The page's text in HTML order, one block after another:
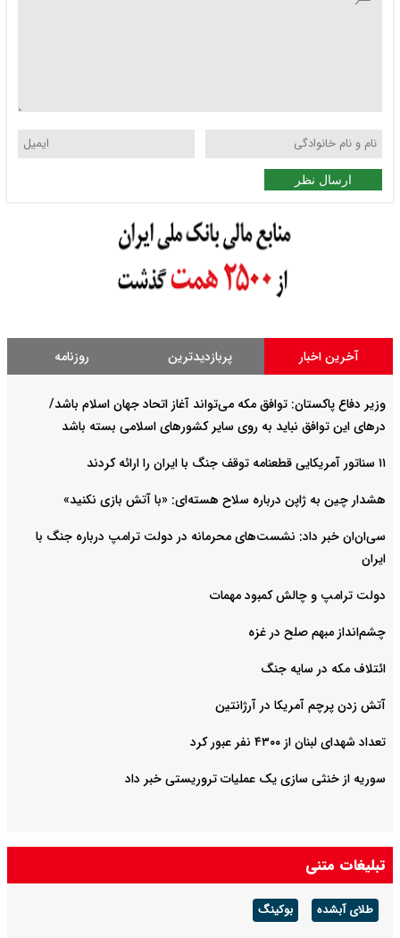
ارسال نظر
آخرین اخبار پربازدیدترین روزنامه
وزیر دفاع پاکستان: توافق مکه می‌تواند آغاز اتحاد جهان اسلام باشد/
درهای این توافق نباید به روی سایر کشورهای اسلامی بسته باشد
۱۱ سناتور آمریکایی قطعنامه توقف جنگ با ایران را ارائه کردند
هشدار چین به ژاپن درباره سلاح هسته‌ای: «با آتش بازی نکنید»
سی‌ان‌ان خبر داد: نشست‌های محرمانه در دولت ترامپ درباره جنگ با
ایران
دولت ترامپ و چالش کمبود مهمات
چشم‌انداز مبهم صلح در غزه
ائتلاف مکه در سایه جنگ
آتش زدن پرچم آمریکا در آرژانتین
تعداد شهدای لبنان از ۴۳۰۰ نفر عبور کرد
سوریه از خنثی سازی یک عملیات تروریستی خبر داد
تبلیغات متنی
طلای آبشده بوکینگ